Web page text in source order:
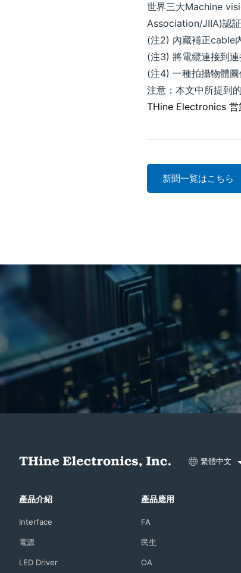
世界三大Machine
Association/JIIA)認証
(注2) 內藏補正cable
(注3) 將電纜連接到連
(注4) 一種拍攝物體圖
注意：本文中所提到
THine Electronics 営
新聞一覧はこちら
繁體中文
產品介紹
Interface
電源
LED Driver
產品應用
FA
民生
OA